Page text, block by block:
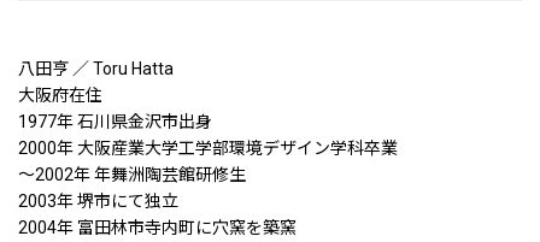
八田亨 ／ Toru Hatta
大阪府在住
1977年 石川県金沢市出身
2000年 大阪産業大学工学部環境デザイン学科卒業
〜2002年 年舞洲陶芸館研修生
2003年 堺市にて独立
2004年 富田林市寺内町に穴窯を築窯